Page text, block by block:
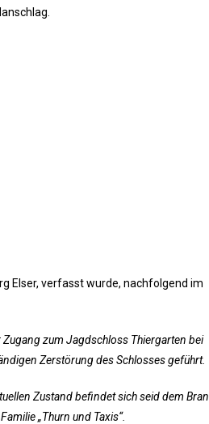
Elser, verfasst wurde, nachfolgend im
zum Jagdschloss Thiergarten bei
Zerstörung des Schlosses geführt.
Zustand befindet sich seid dem
„Thurn und Taxis“.